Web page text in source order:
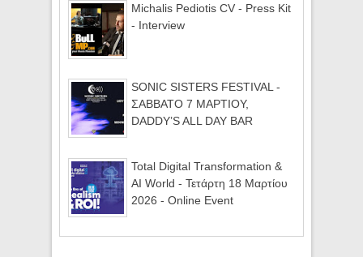
Michalis Pediotis CV - Press Kit
- Interview
SONIC SISTERS FESTIVAL -
ΣΑΒΒΑΤΟ 7 ΜΑΡΤΙΟΥ,
DADDY’S ALL DAY BAR
Total Digital Transformation &
AI World - Τετάρτη 18 Μαρτίου
2026 - Online Event